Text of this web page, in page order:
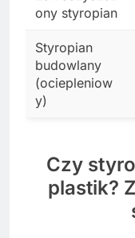
ony styropian
Styropian
budowlany
(ociepleniow
y)
Czy
plastik?